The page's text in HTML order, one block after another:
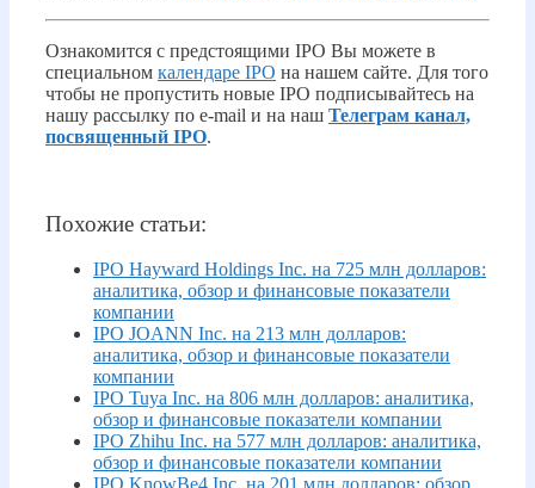
Ознакомится с предстоящими IPO Вы можете в
специальном календаре IPO на нашем сайте. Для того
чтобы не пропустить новые IPO подписывайтесь на
нашу рассылку по e-mail и на наш Телеграм канал,
посвященный IPO.
Похожие статьи:
IPO Hayward Holdings Inc. на 725 млн долларов:
аналитика, обзор и финансовые показатели
компании
IPO JOANN Inc. на 213 млн долларов:
аналитика, обзор и финансовые показатели
компании
IPO Tuya Inc. на 806 млн долларов: аналитика,
обзор и финансовые показатели компании
IPO Zhihu Inc. на 577 млн долларов: аналитика,
обзор и финансовые показатели компании